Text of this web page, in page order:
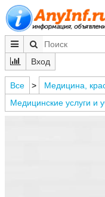
Вход
Все > Медицина,
Медицинские услуги и